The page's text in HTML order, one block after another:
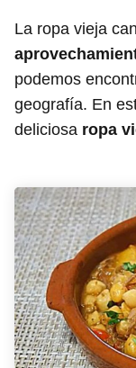
La ropa vieja
podemos
geografía. En
deliciosa ropa